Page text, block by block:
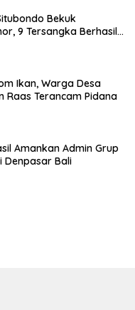
Bekuk
9 Tersangka Berhasil
Ikan, Warga Desa
Raas Terancam Pidana
Amankan Admin Grup
Denpasar Bali